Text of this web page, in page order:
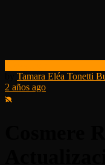
Tamara Eléa Tonetti
2 años ago